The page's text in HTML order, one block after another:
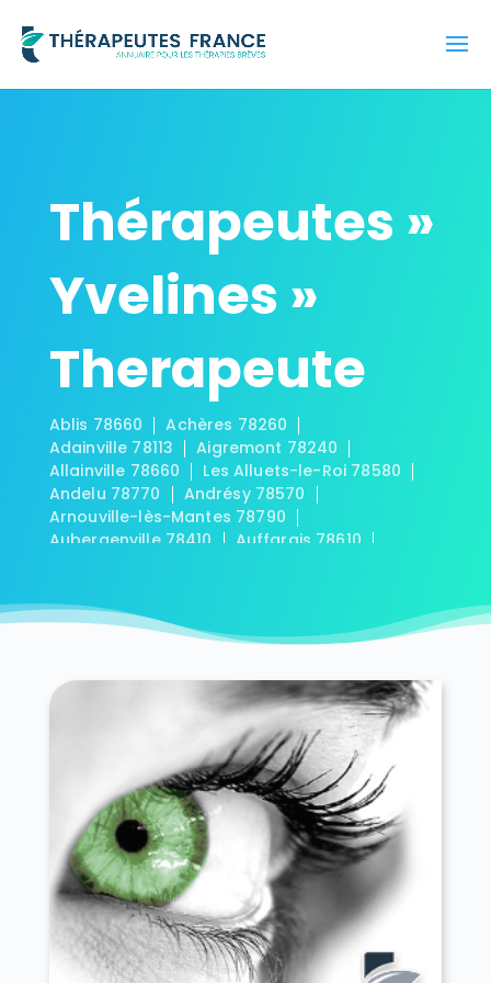
Thérapeutes »
Yvelines »
Therapeute
Ablis 78660
Achères 78260
Adainville 78113
Aigremont 78240
Allainville 78660
Les Alluets-le-Roi 78580
Andelu 78770
Andrésy 78570
Arnouville-lès-Mantes 78790
Aubergenville 78410
Auffargis 78610
Autouillet 78770
Bazainville 78550
Bazemont 78580
Béhoust 78910
Bennecourt 78270
Beynes 78650
Blaru 78270
Boinville-en-Mantois 78930
Boinville-le-Gaillard 78660
Boinvilliers 78200
Bois-d'Arcy 78390
Boissets 78910
La Boissière-École 78125
Boissy-Mauvoisin 78200
Boissy-sans-Avoir 78490
Bonnelles 78830
Bonnières-sur-Seine 78270
Bouafle 78410
Bougival 78380
Bourdonné 78113
Breuil-Bois-Robert 78930
Bréval 78980
Les Bréviaires 78610
Brueil-en-Vexin 78440
Buc 78530
Buchelay 78200
Bullion 78830
Carrières-sous-Poissy 78955